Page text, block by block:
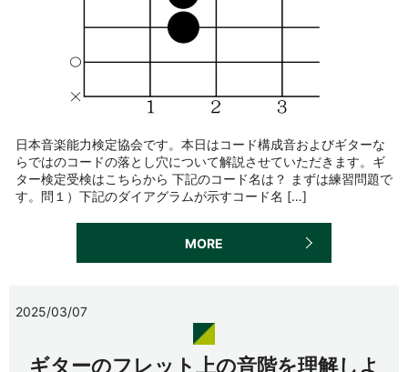
日本音楽能力検定協会です。本日はコード構成音およびギターな
らではのコードの落とし穴について解説させていただきます。ギ
ター検定受検はこちらから 下記のコード名は？ まずは練習問題で
す。問１）下記のダイアグラムが示すコード名 […]
MORE
2025/03/07
ギターのフレット上の音階を理解しよ